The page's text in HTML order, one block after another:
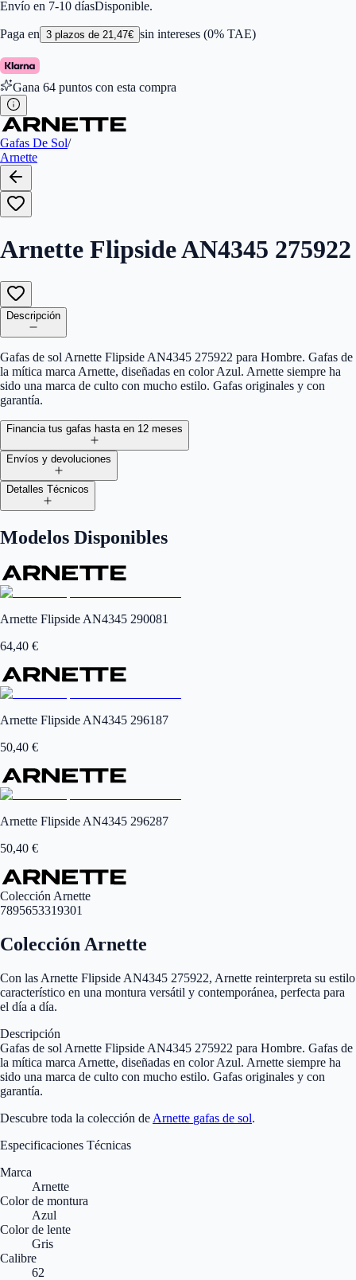
Color de Lentes:Gris
Forma:Almohada
Género:Hombre
Largo de la Varilla (mm)
Marca
Tipo de Cristales :Polarizados
Envío en 7-10 díasDisponible.
Paga en 3 plazos de 21,47€ sin intereses (0% TAE)
Gana 64 puntos con esta compra
Gafas De Sol/
Arnette
Arnette Flipside AN4345 275922
Descripción
Gafas de sol Arnette Flipside AN4345 275922 para Hombre. Gafas de
la mítica marca Arnette, diseñadas en color Azul. Arnette siempre ha
sido una marca de culto con mucho estilo. Gafas originales y con
garantía.
Financia tus gafas hasta en 12 meses
Envíos y devoluciones
Detalles Técnicos
Modelos Disponibles
Arnette Flipside AN4345 290081
64,40 €
Arnette Flipside AN4345 296187
50,40 €
Arnette Flipside AN4345 296287
50,40 €
Colección Arnette
7895653319301
Colección Arnette
Con las Arnette Flipside AN4345 275922, Arnette reinterpreta su estilo
característico en una montura versátil y contemporánea, perfecta para
el día a día.
Descripción
Gafas de sol Arnette Flipside AN4345 275922 para Hombre. Gafas de
la mítica marca Arnette, diseñadas en color Azul. Arnette siempre ha
sido una marca de culto con mucho estilo. Gafas originales y con
garantía.
Descubre toda la colección de Arnette gafas de sol.
Especificaciones Técnicas
Marca
Arnette
Color de montura
Azul
Color de lente
Gris
Calibre
62